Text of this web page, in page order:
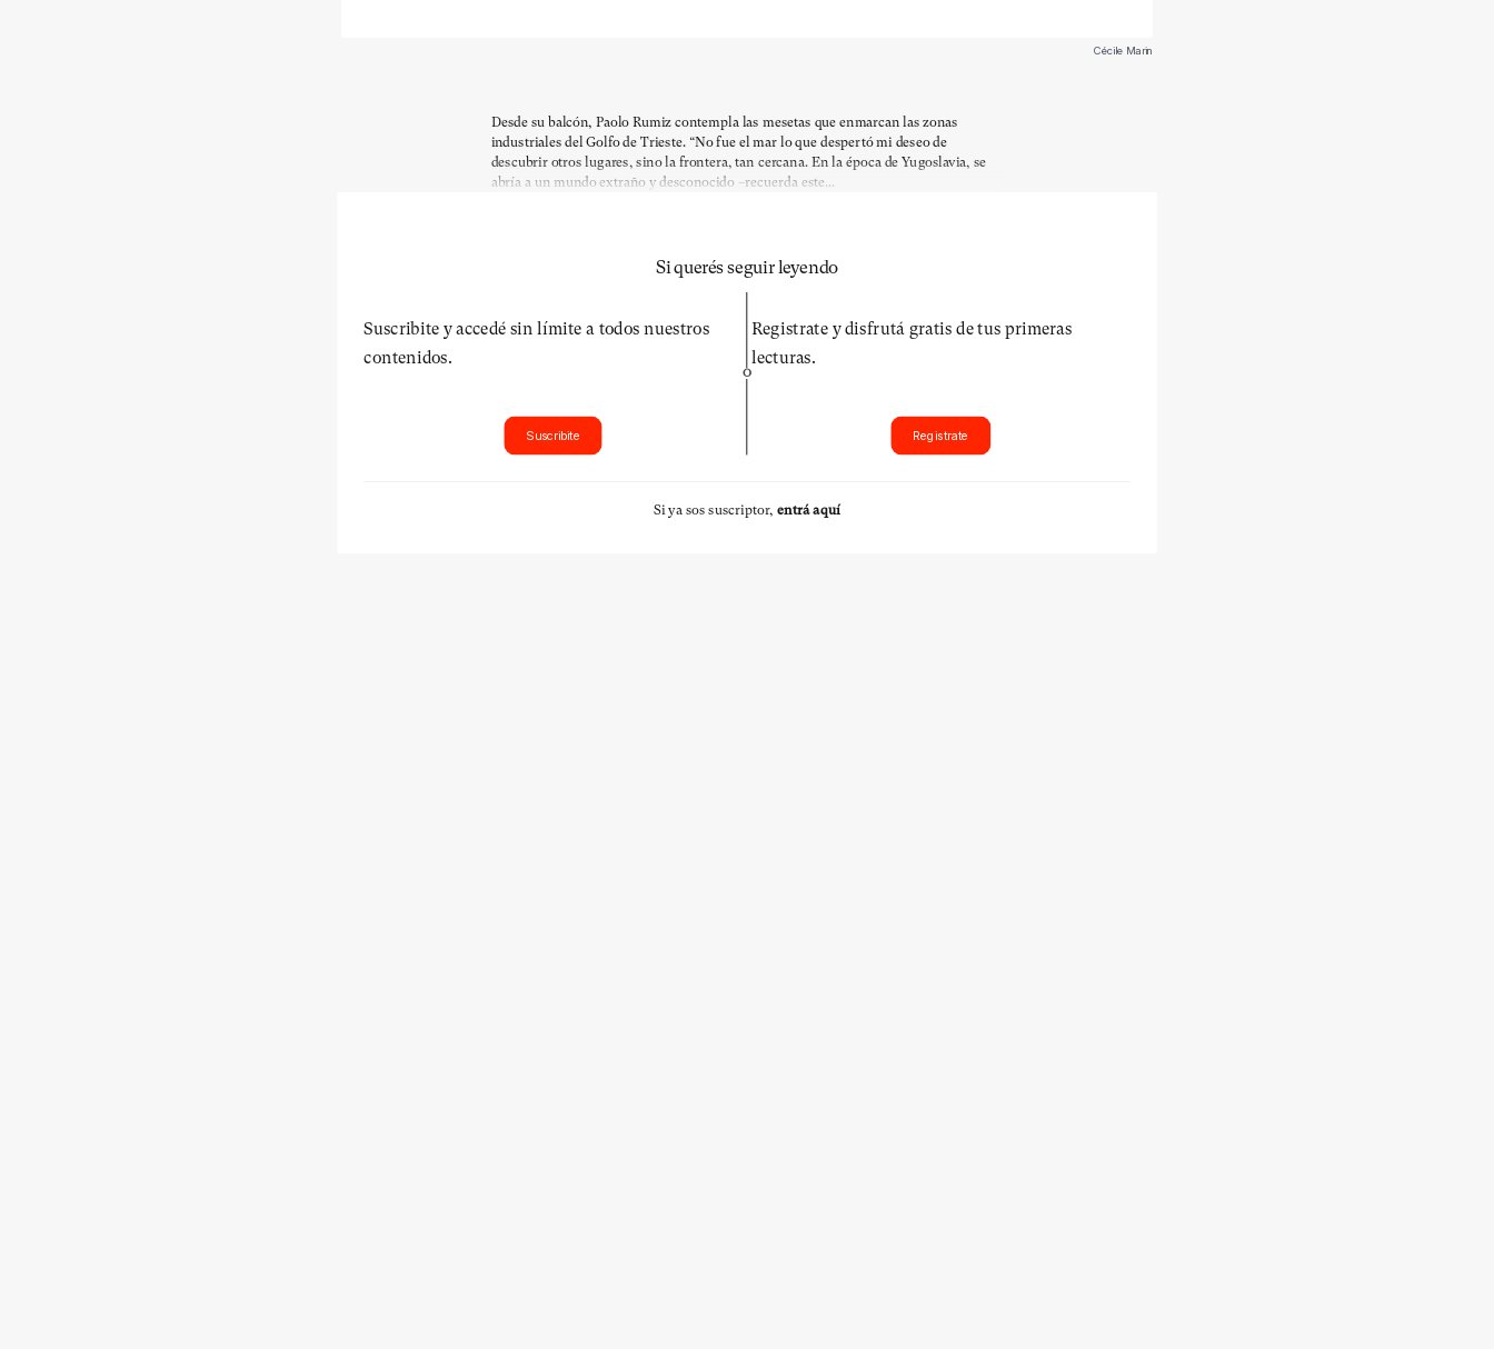
Cécile Marin
Desde su balcón, Paolo Rumiz contempla las mesetas que enmarcan las zonas
industriales del Golfo de Trieste. “No fue el mar lo que despertó mi deseo de
descubrir otros lugares, sino la frontera, tan cercana. En la época de Yugoslavia, se
abría a un mundo extraño y desconocido –recuerda este...
Si querés seguir leyendo
Suscribite y accedé sin límite a todos nuestros
contenidos.
Suscribite
O
Registrate y disfrutá gratis de tus primeras
lecturas.
Registrate
Si ya sos suscriptor, entrá aquí